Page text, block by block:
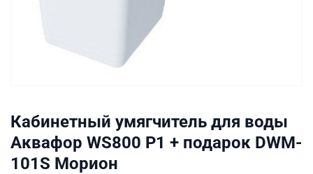
Кабинетный умягчитель для воды
Аквафор WS800 P1 + подарок DWM-
101S Морион